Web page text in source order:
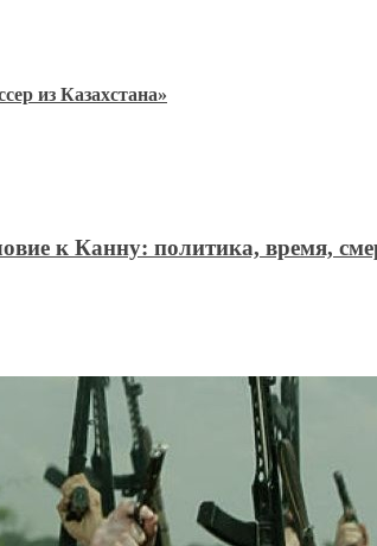
из Казахстана»
к Канну: политика, время,